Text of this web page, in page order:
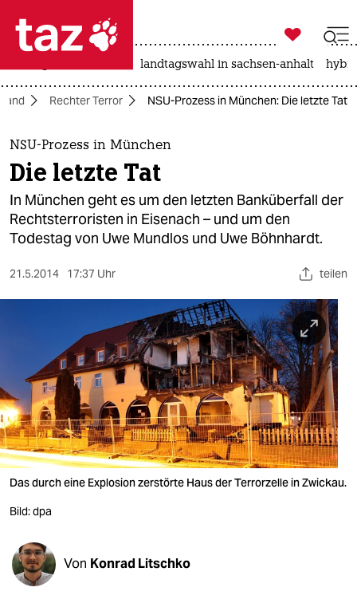
 taz zahl ich
taz zahl ich
themen
politik
öko
gesellschaft
berlin
nord
wahrheit
verlag
shop
fragen & hilfe

taz zahl ich
landtagswahl in sachsen-anhalt
Rechter Terror NSU-Prozess in München: Die letzte Tat
NSU-Prozess in München
Die letzte Tat
In München geht es um den letzten Banküberfall der
Rechtsterroristen in Eisenach – und um den
Todestag von Uwe Mundlos und Uwe Böhnhardt.
21.5.2014 17:37 Uhr teilen
Das durch eine Explosion zerstörte Haus der Terrorzelle in Zwickau.
Bild: dpa
Von Konrad Litschko